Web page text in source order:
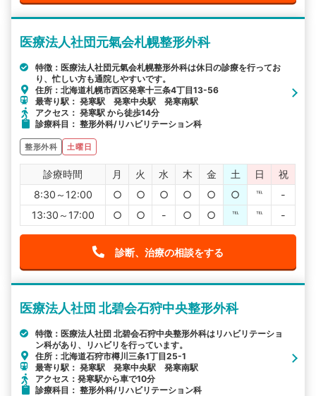
医療法人社団元氣会札幌整形外科
特徴：医療法人社団元氣会札幌整形外科は休日の診療を行ってお
り、忙しい方も通院しやすいです。
住所：北海道札幌市西区発寒十三条4丁目13-56
最寄り駅： 発寒駅 発寒中央駅 発寒南駅
アクセス： 発寒駅 から徒歩14分
診療科目： 整形外科/リハビリテーション科
整形外科 土曜日
診療時間 月 火 水 木 金 土 日
祝
8:30～12:00
○ ○ ○ ○ ○ ○ ℡
-
13:30～17:00
○ ○ - ○ ○ ℡ ℡ -
診断、治療の相談をする
医療法人社団 北碧会石狩中央整形外科
特徴：医療法人社団 北碧会石狩中央整形外科はリハビリテーショ
ン科があり、リハビリを行っています。
住所：北海道石狩市樽川三条1丁目25-1
最寄り駅： 発寒駅 発寒中央駅 発寒南駅
アクセス：発寒駅から車で10分
診療科目： 整形外科/リハビリテーション科